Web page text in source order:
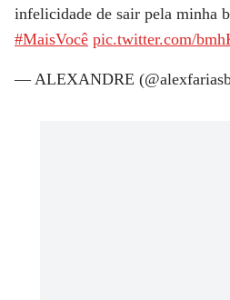
infelicidade de sair pela minha
#MaisVocê pic.twitter.com/
— ALEXANDRE